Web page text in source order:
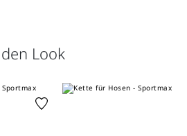
Look